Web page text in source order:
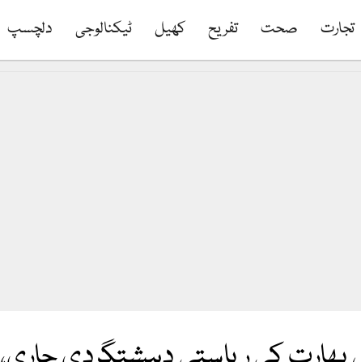
تجارت صحت تفریح کھیل ٹیکنالوجی دلچسپ